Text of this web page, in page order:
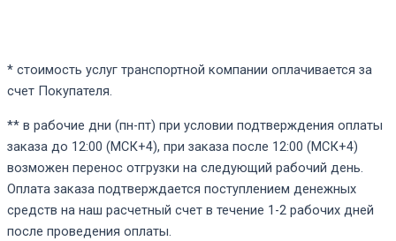
* стоимость услуг транспортной компании оплачивается за
счет Покупателя.
** в рабочие дни (пн-пт) при условии подтверждения оплаты
заказа до 12:00 (МСК+4), при заказа после 12:00 (МСК+4)
возможен перенос отгрузки на следующий рабочий день.
Оплата заказа подтверждается поступлением денежных
средств на наш расчетный счет в течение 1-2 рабочих дней
после проведения оплаты.